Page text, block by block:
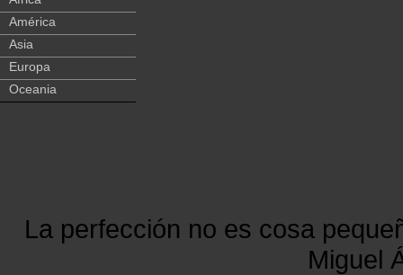
América
Asia
Europa
Oceania
La perfección no es cosa
Miguel